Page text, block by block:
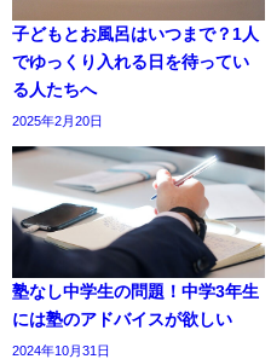
子どもとお風呂はいつまで？1人
でゆっくり入れる日を待ってい
る人たちへ
2025年2月20日
塾なし中学生の問題！中学3年生
には塾のアドバイスが欲しい
2024年10月31日